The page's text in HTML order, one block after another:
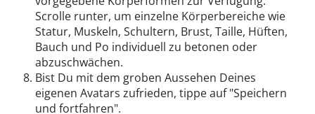
Scrolle runter, um einzelne Körperbereiche wie
Statur, Muskeln, Schultern, Brust, Taille, Hüften,
Bauch und Po individuell zu betonen oder
abzuschwächen.
Bist Du mit dem groben Aussehen Deines
eigenen Avatars zufrieden, tippe auf "Speichern
und fortfahren".